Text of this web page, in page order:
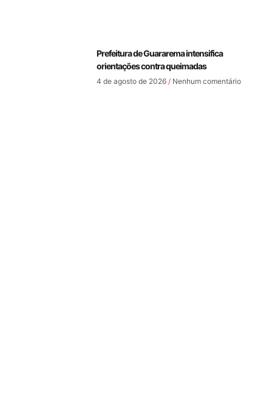
Prefeitura de Guararema intensifica
orientações contra queimadas
4 de agosto de 2026 Nenhum comentário